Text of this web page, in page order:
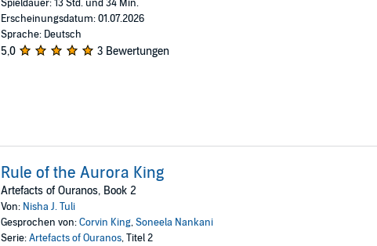
Spieldauer: 13 Std. und 34 Min.
Erscheinungsdatum: 01.07.2026
Sprache: Deutsch
5,0 3 Bewertungen
Rule of the Aurora King
Artefacts of Ouranos, Book 2
Von: Nisha J. Tuli
Gesprochen von:Corvin King,Soneela Nankani
Serie:Artefacts of Ouranos, Titel 2